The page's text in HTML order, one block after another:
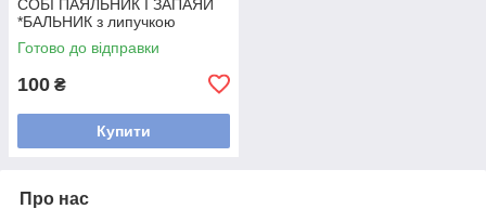
СОБІ ПАЯЛЬНИК І ЗАПАЯЙ
*БАЛЬНИК з липучкою
Готово до відправки
100 ₴
Купити
Про нас